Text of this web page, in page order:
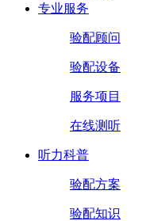
专业服务
验配顾问
验配设备
服务项目
在线测听
听力科普
验配方案
验配知识